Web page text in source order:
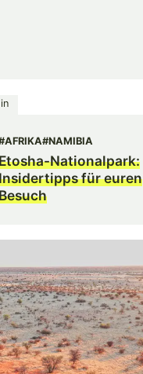
#NAMIBIA
Nationalpark:
für euren